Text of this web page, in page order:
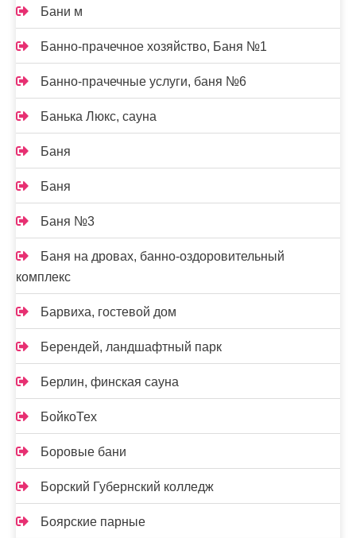
Бани м
Банно-прачечное хозяйство, Баня №1
Банно-прачечные услуги, баня №6
Банька Люкс, сауна
Баня
Баня
Баня №3
Баня на дровах, банно-оздоровительный
комплекс
Барвиха, гостевой дом
Берендей, ландшафтный парк
Берлин, финская сауна
БойкоТех
Боровые бани
Борский Губернский колледж
Боярские парные